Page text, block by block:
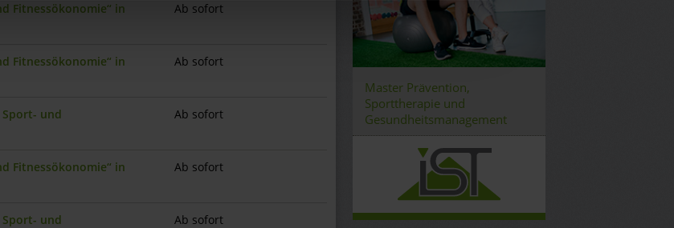
Fitnessökonomie“ in
Ab sofort
Fitnessökonomie“ in
Ab sofort
und
Ab sofort
Fitnessökonomie“ in
Ab sofort
und
Ab sofort
Master Prävention,
Sporttherapie und
Gesundheitsmanagement